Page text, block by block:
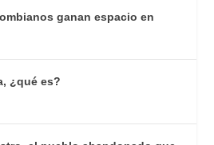
ganan espacio en
¿qué es?